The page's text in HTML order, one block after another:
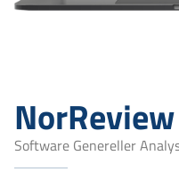
NorReview
Software Genereller